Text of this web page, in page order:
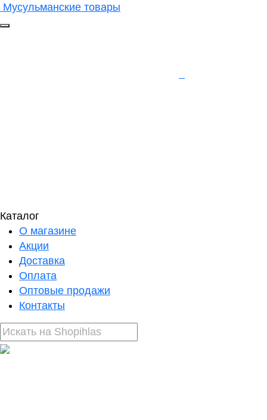
Мусульманские товары
Каталог
О магазине
Акции
Доставка
Оплата
Оптовые продажи
Контакты